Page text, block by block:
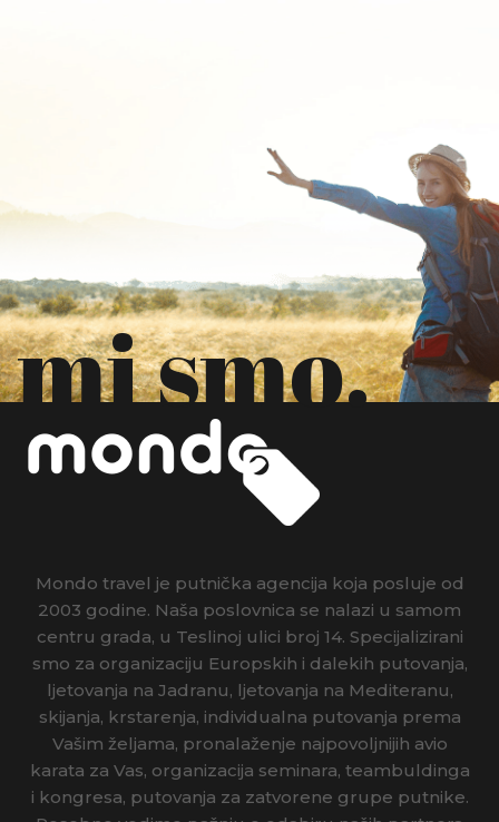
mi smo.
Mondo travel je putnička agencija koja posluje od
2003 godine. Naša poslovnica se nalazi u samom
centru grada, u Teslinoj ulici broj 14. Specijalizirani
smo za organizaciju Europskih i dalekih putovanja,
ljetovanja na Jadranu, ljetovanja na Mediteranu,
skijanja, krstarenja, individualna putovanja prema
Vašim željama, pronalaženje najpovoljnijih avio
karata za Vas, organizacija seminara, teambuldinga
i kongresa, putovanja za zatvorene grupe putnike.